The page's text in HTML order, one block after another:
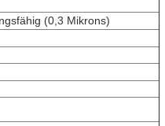
(0,3 Mikrons)